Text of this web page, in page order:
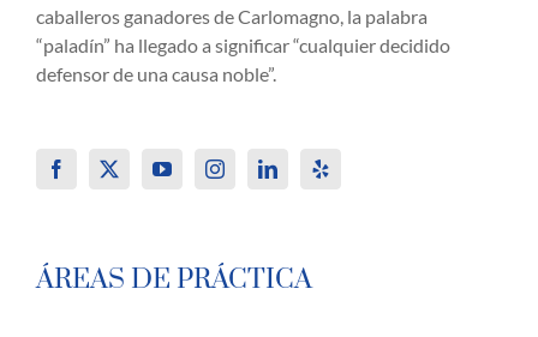
caballeros ganadores de Carlomagno, la palabra
“paladín” ha llegado a significar “cualquier decidido
defensor de una causa noble”.
ÁREAS DE PRÁCTICA